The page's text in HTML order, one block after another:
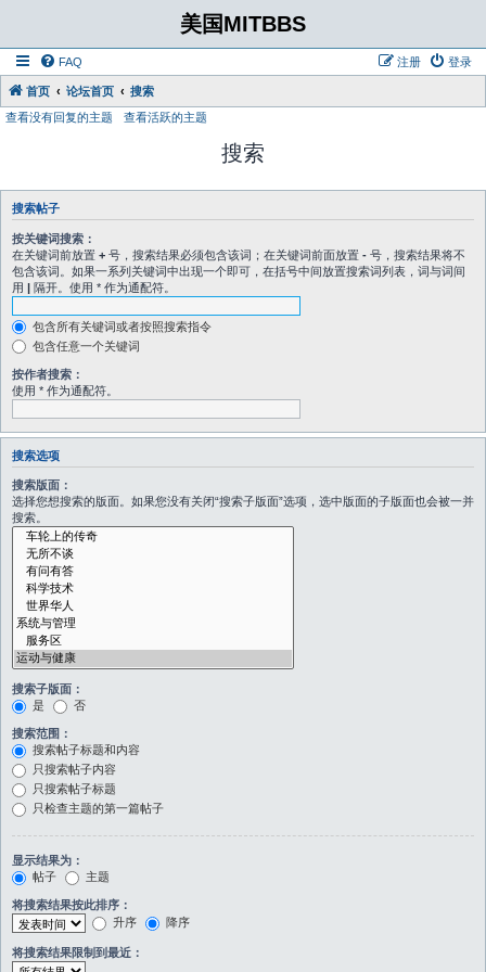
美国MITBBS
FAQ 登录
注册
首页 论坛首页
搜索
查看没有回复的主题
查看活跃的主题
搜索
搜索帖子
按关键词搜索：
在关键词前放置 + 号，搜索结果必须包含该词；在关键词前面放置 - 号，搜索结果将不
包含该词。如果一系列关键词中出现一个即可，在括号中间放置搜索词列表，词与词间
用 | 隔开。使用 * 作为通配符。
包含所有关键词或者按照搜索指令
包含任意一个关键词
按作者搜索：
使用 * 作为通配符。
搜索选项
搜索版面：
选择您想搜索的版面。如果您没有关闭“搜索子版面”选项，选中版面的子版面也会被一并
搜索。
搜索子版面：
是
否
搜索范围：
搜索帖子标题和内容
只搜索帖子内容
只搜索帖子标题
只检查主题的第一篇帖子
显示结果为：
帖子
主题
将搜索结果按此排序：
升序
降序
将搜索结果限制到最近：